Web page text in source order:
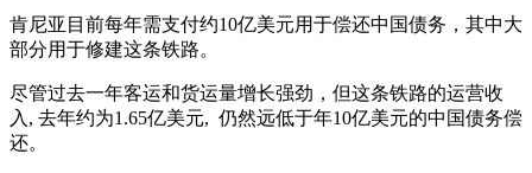
肯尼亚目前每年需支付约10亿美元用于偿还中国债务，其中大
部分用于修建这条铁路。
尽管过去一年客运和货运量增长强劲，但这条铁路的运营收
入, 去年约为1.65亿美元, 仍然远低于年10亿美元的中国债务偿
还。